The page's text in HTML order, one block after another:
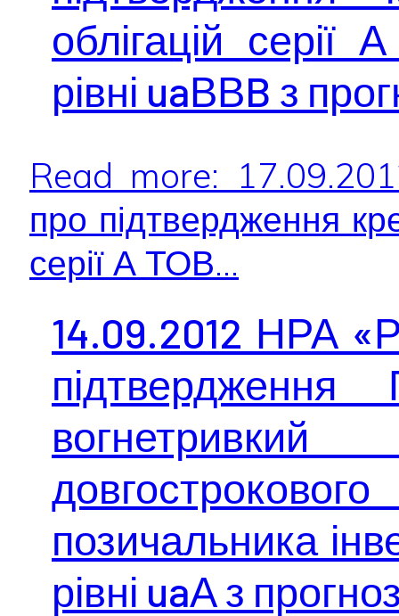
облігацій
рівні uaВВB з
Read more:
про підтвердження
серії А ТОВ...
14.09.2012 НРА
підтвердження
позичальника
рівні uaА з